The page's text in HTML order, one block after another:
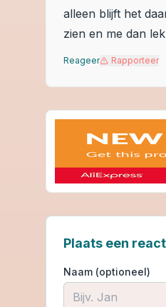
alleen blijft het
zien en me dan
Reageer Rapporteer
Plaats een
Naam (optioneel)